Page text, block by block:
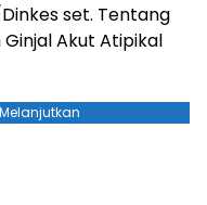
set. Tentang
Akut Atipikal